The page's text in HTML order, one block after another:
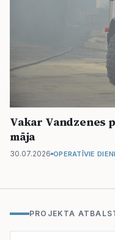
Vakar Vandzenes
māja
30.07.2026 OPERATĪVIE
PROJEKTA